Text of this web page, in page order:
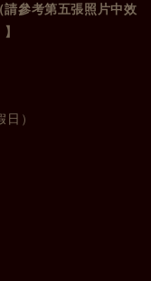
請參考第五張照片中效
）